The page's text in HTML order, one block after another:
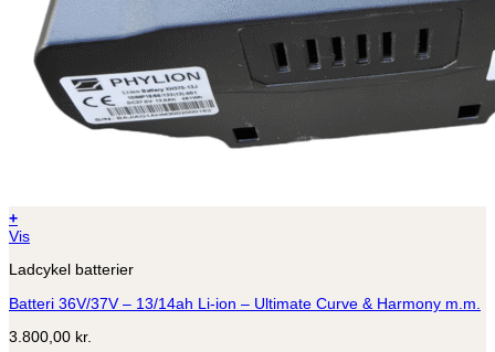
+
Vis
Ladcykel batterier
Batteri 36V/37V – 13/14ah Li-ion – Ultimate Curve & Harmony m.m.
3.800,00 kr.